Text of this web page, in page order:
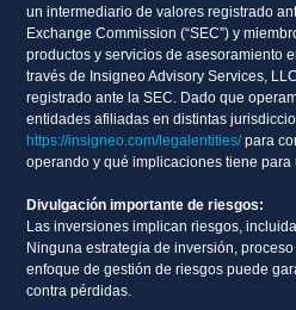
un intermediario de valores registrado
Exchange Commission (“SEC”) y
productos y servicios de asesoramiento
través de Insigneo Advisory Services,
registrado ante la SEC. Dado que
entidades afiliadas en distintas
https://insigneo.com/legalentities/para
operando y qué implicaciones tiene para
Divulgación importante de riesgos:
Las inversiones implican riesgos,
Ninguna estrategia de inversión,
enfoque de gestión de riesgos puede
contra pérdidas.